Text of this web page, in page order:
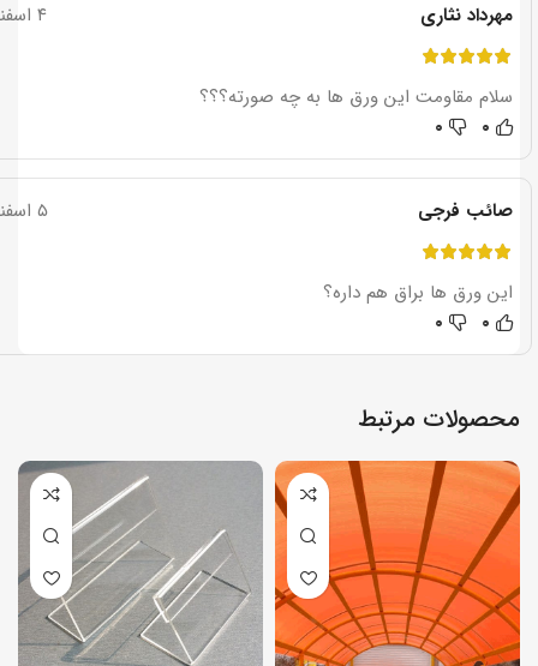
مهرداد نثاری ۴ اسفند ۱۳۹۷
سلام مقاومت این ورق ها به چه صورته؟؟؟
۰
۰
صائب فرجی ۵ اسفند ۱۳۹۷
این ورق ها براق هم داره؟
۰
۰
محصولات مرتبط